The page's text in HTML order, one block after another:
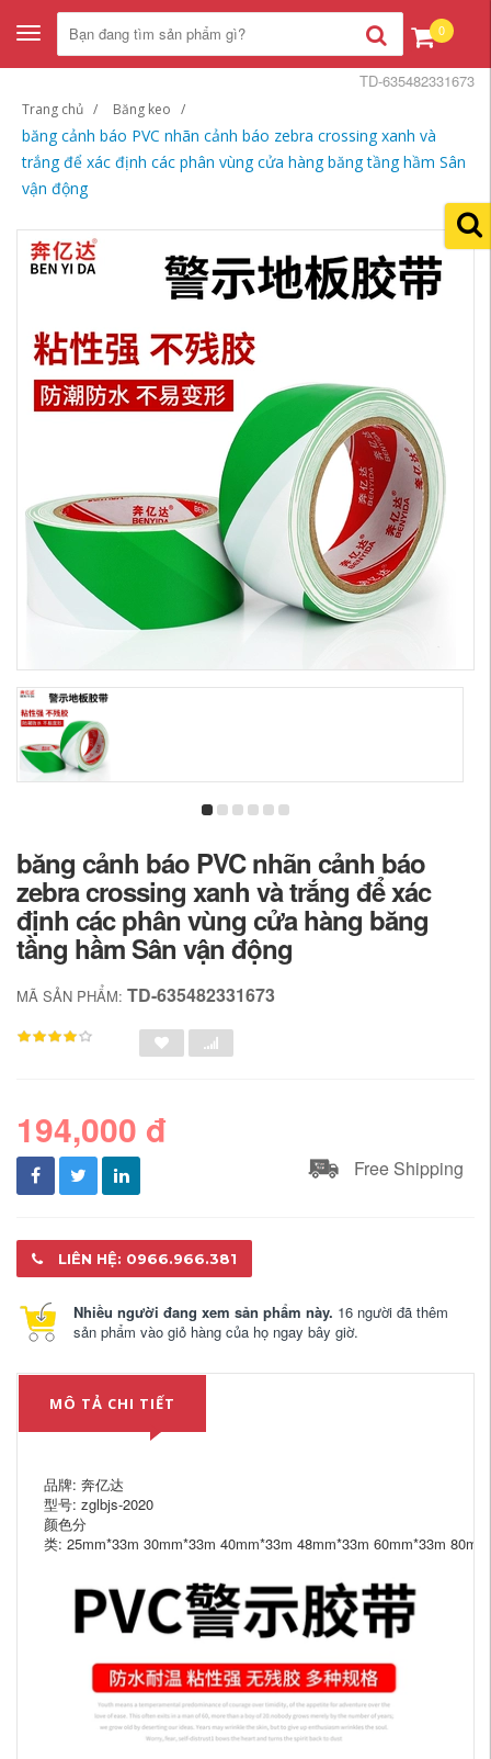
Toggle
navigation
0
Trang chủ Băng keo
băng cảnh báo PVC nhãn cảnh báo zebra crossing xanh và
trắng để xác định các phân vùng cửa hàng băng tầng hầm Sân
vận động
TD-635482331673
băng cảnh báo PVC nhãn cảnh báo
zebra crossing xanh và trắng để xác
định các phân vùng cửa hàng băng
tầng hầm Sân vận động
MÃ SẢN PHẨM: TD-635482331673
194,000 đ
Free Shipping
LIÊN HỆ: 0966.966.381
Nhiều người đang xem sản phẩm này. 16 người đã thêm
sản phẩm vào giỏ hàng của họ ngay bây giờ.
MÔ TẢ CHI TIẾT
品牌: 奔亿达
型号: zglbjs-2020
颜色分
类: 25mm*33m 30mm*33m 40mm*33m 48mm*33m 60mm*33m